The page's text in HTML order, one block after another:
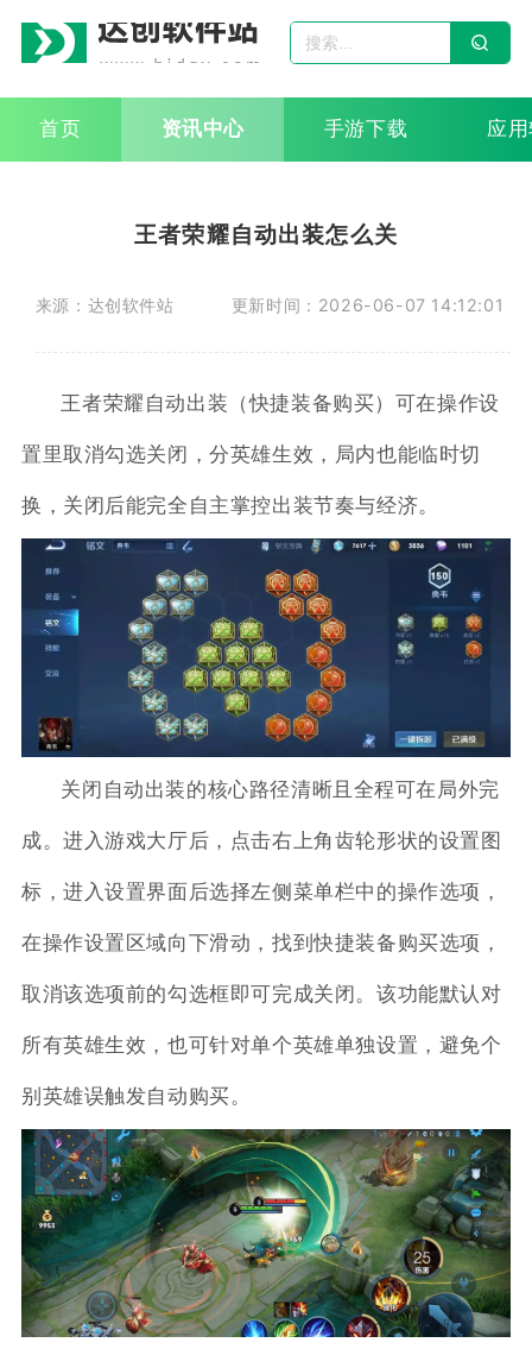
首页 资讯中心 手游下载 应
王者荣耀自动出装怎么关
来源：达创软件站 更新时间：2026-06-07 14:12:01
王者荣耀自动出装（快捷装备购买）可在操作设
置里取消勾选关闭，分英雄生效，局内也能临时切
换，关闭后能完全自主掌控出装节奏与经济。
关闭自动出装的核心路径清晰且全程可在局外完
成。进入游戏大厅后，点击右上角齿轮形状的设置图
标，进入设置界面后选择左侧菜单栏中的操作选项，
在操作设置区域向下滑动，找到快捷装备购买选项，
取消该选项前的勾选框即可完成关闭。该功能默认对
所有英雄生效，也可针对单个英雄单独设置，避免个
别英雄误触发自动购买。